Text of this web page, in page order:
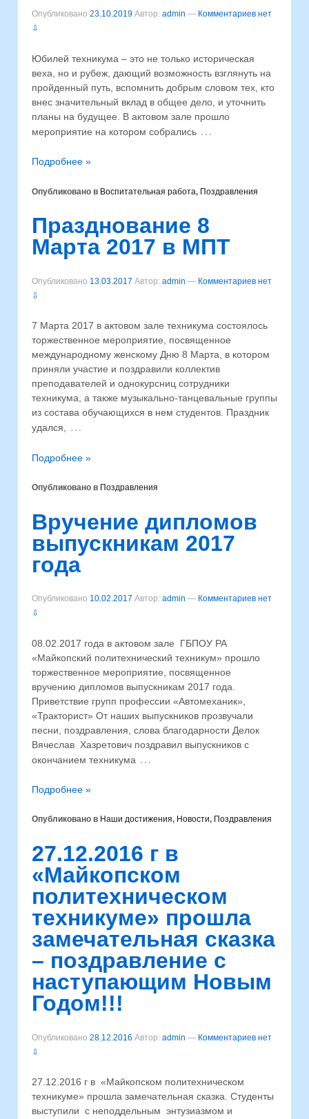
Опубликовано 23.10.2019 Автор: admin — Комментариев нет
⇩
Юбилей техникума – это не только историческая
веха, но и рубеж, дающий возможность взглянуть на
пройденный путь, вспомнить добрым словом тех, кто
внес значительный вклад в общее дело, и уточнить
планы на будущее. В актовом зале прошло
мероприятие на котором собрались …
Подробнее »
Опубликовано в Воспитательная работа, Поздравления
Празднование 8
Марта 2017 в МПТ
Опубликовано 13.03.2017 Автор: admin — Комментариев нет
⇩
7 Марта 2017 в актовом зале техникума состоялось
торжественное мероприятие, посвященное
международному женскому Дню 8 Марта, в котором
приняли участие и поздравили коллектив
преподавателей и однокурсниц сотрудники
техникума, а также музыкально-танцевальные группы
из состава обучающихся в нем студентов. Праздник
удался,
…
Подробнее »
Опубликовано в Поздравления
Вручение дипломов
выпускникам 2017
года
Опубликовано 10.02.2017 Автор: admin — Комментариев нет
⇩
08.02.2017 года в актовом зале ГБПОУ РА
«Майкопский политехнический техникум» прошло
торжественное мероприятие, посвященное
вручению дипломов выпускникам 2017 года.
Приветствие групп профессии «Автомеханик»,
«Тракторист» От наших выпускников прозвучали
песни, поздравления, слова благодарности Делок
Вячеслав Хазретович поздравил выпускников с
окончанием техникума …
Подробнее »
Опубликовано в Наши достижения, Новости, Поздравления
27.12.2016 г в
«Майкопском
политехническом
техникуме» прошла
замечательная сказка
– поздравление с
наступающим Новым
Годом!!!
Опубликовано 28.12.2016 Автор: admin — Комментариев нет
⇩
27.12.2016 г в «Майкопском политехническом
техникуме» прошла замечательная сказка. Студенты
выступили с неподдельным энтузиазмом и